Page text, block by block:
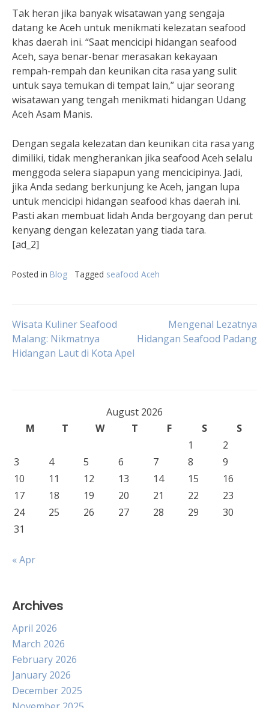
Tak heran jika banyak wisatawan yang sengaja
datang ke Aceh untuk menikmati kelezatan seafood
khas daerah ini. “Saat mencicipi hidangan seafood
Aceh, saya benar-benar merasakan kekayaan
rempah-rempah dan keunikan cita rasa yang sulit
untuk saya temukan di tempat lain,” ujar seorang
wisatawan yang tengah menikmati hidangan Udang
Aceh Asam Manis.
Dengan segala kelezatan dan keunikan cita rasa yang
dimiliki, tidak mengherankan jika seafood Aceh selalu
menggoda selera siapapun yang mencicipinya. Jadi,
jika Anda sedang berkunjung ke Aceh, jangan lupa
untuk mencicipi hidangan seafood khas daerah ini.
Pasti akan membuat lidah Anda bergoyang dan perut
kenyang dengan kelezatan yang tiada tara.
[ad_2]
Posted in Blog Tagged seafood Aceh
Post
navigation
Wisata Kuliner Seafood
Malang: Nikmatnya
Hidangan Laut di Kota Apel
Mengenal Lezatnya
Hidangan Seafood Padang
August 2026
M
T W T F S
S
1
2
3
4 5 6 7 8
9
10
11 12 13 14 15
16
17
18 19 20 21 22
23
24
25 26 27 28 29
30
31
« Apr
Archives
April 2026
March 2026
February 2026
January 2026
December 2025